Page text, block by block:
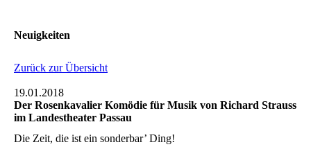
Neuigkeiten
Zurück zur Übersicht
19.01.2018
Der Rosenkavalier Komödie für Musik von Richard Strauss
im Landestheater Passau
Die Zeit, die ist ein sonderbar’ Ding!